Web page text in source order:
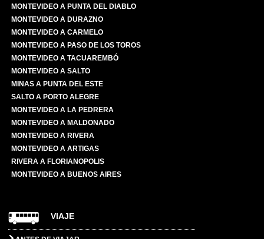
MONTEVIDEO A PUNTA DEL DIABLO
MONTEVIDEO A DURAZNO
MONTEVIDEO A CARMELO
MONTEVIDEO A PASO DE LOS TOROS
MONTEVIDEO A TACUAREMBÓ
MONTEVIDEO A SALTO
MINAS A PUNTA DEL ESTE
SALTO A PORTO ALEGRE
MONTEVIDEO A LA PEDRERA
MONTEVIDEO A MALDONADO
MONTEVIDEO A RIVERA
MONTEVIDEO A ARTIGAS
RIVERA A FLORIANOPOLIS
MONTEVIDEO A BUENOS AIRES
VIAJE